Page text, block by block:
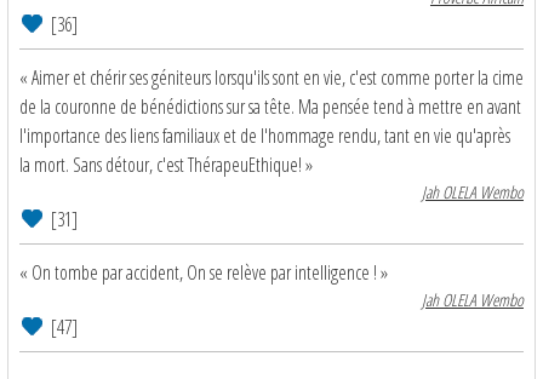
[36]
« Aimer et chérir ses géniteurs lorsqu'ils sont en vie, c'est comme porter la cime
de la couronne de bénédictions sur sa tête. Ma pensée tend à mettre en avant
l'importance des liens familiaux et de l'hommage rendu, tant en vie qu'après
la mort. Sans détour, c'est ThérapeuEthique! »
Jah OLELA Wembo
[31]
« On tombe par accident, On se relève par intelligence ! »
Jah OLELA Wembo
[47]